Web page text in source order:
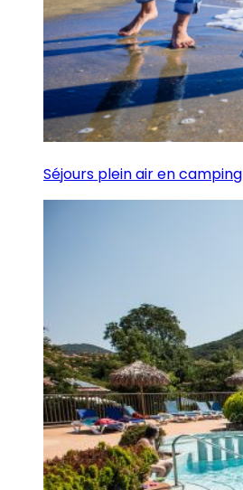
Séjours plein air en camping